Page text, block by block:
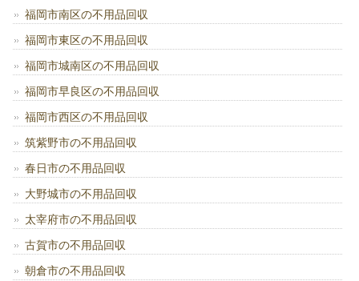
福岡市南区の不用品回収
福岡市東区の不用品回収
福岡市城南区の不用品回収
福岡市早良区の不用品回収
福岡市西区の不用品回収
筑紫野市の不用品回収
春日市の不用品回収
大野城市の不用品回収
太宰府市の不用品回収
古賀市の不用品回収
朝倉市の不用品回収